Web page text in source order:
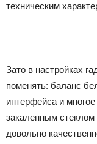
техническим
Зато в настройках
поменять: баланс
интерфейса и
закаленным стеклом
довольно